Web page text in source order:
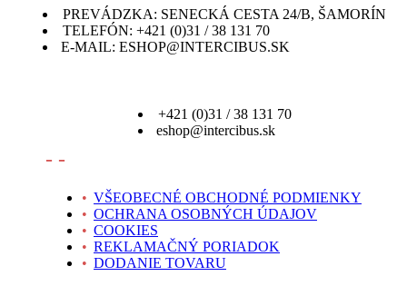
PREVÁDZKA: SENECKÁ CESTA 24/B, ŠAMORÍN
TELEFÓN: +421 (0)31 / 38 131 70
E-MAIL: ESHOP@INTERCIBUS.SK
+421 (0)31 / 38 131 70
eshop@intercibus.sk
- -
• VŠEOBECNÉ OBCHODNÉ PODMIENKY
• OCHRANA OSOBNÝCH ÚDAJOV
• COOKIES
• REKLAMAČNÝ PORIADOK
• DODANIE TOVARU